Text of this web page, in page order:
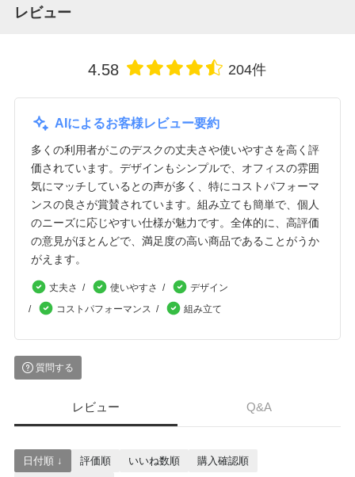
レビュー
4.58 204件
AIによるお客様レビュー要約
多くの利用者がこのデスクの丈夫さや使いやすさを高く評
価されています。デザインもシンプルで、オフィスの雰囲
気にマッチしているとの声が多く、特にコストパフォーマ
ンスの良さが賞賛されています。組み立ても簡単で、個人
のニーズに応じやすい仕様が魅力です。全体的に、高評価
の意見がほとんどで、満足度の高い商品であることがうか
がえます。
丈夫さ 使いやすさ
デザイン
コストパフォーマンス
組み立て
質問する
レビュー Q&A
日付順 ↓ 評価順 いいね数順
購入確認順